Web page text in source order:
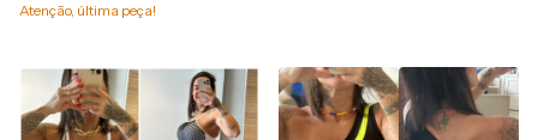
Atenção, última peça!